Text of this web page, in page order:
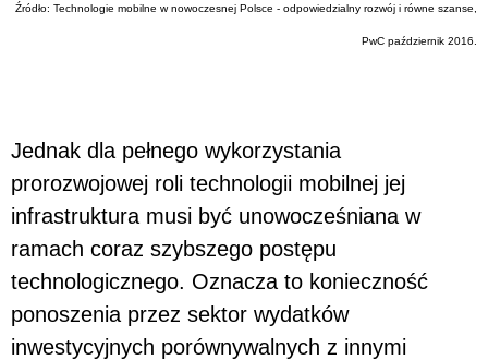
Źródło: Technologie mobilne w nowoczesnej Polsce - odpowiedzialny rozwój i równe szanse,
PwC październik 2016.
Jednak dla pełnego wykorzystania
prorozwojowej roli technologii mobilnej jej
infrastruktura musi być unowocześniana w
ramach coraz szybszego postępu
technologicznego. Oznacza to konieczność
ponoszenia przez sektor wydatków
inwestycyjnych porównywalnych z innymi